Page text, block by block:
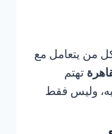
من يتعامل مع
تهتم
وليس فقط